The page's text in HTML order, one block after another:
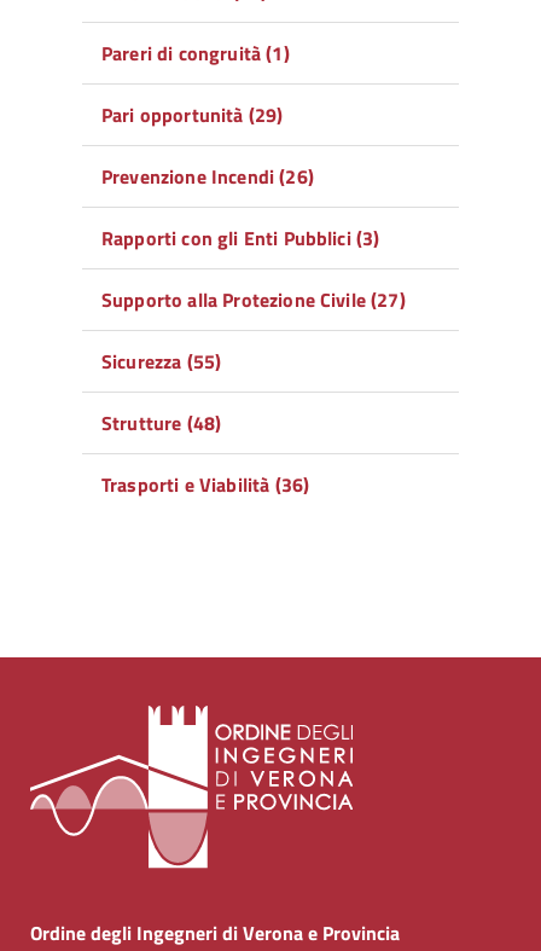
Pareri di congruità (1)
Pari opportunità (29)
Prevenzione Incendi (26)
Rapporti con gli Enti Pubblici (3)
Supporto alla Protezione Civile (27)
Sicurezza (55)
Strutture (48)
Trasporti e Viabilità (36)
Ordine degli Ingegneri di Verona e Provincia